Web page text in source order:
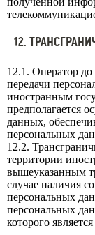
12.
12.1. Оператор до
передачи
иностранным
предполагается
данных,
персональных
12.2.
территории
вышеуказанным
случае наличия
персональных
персональных
которого